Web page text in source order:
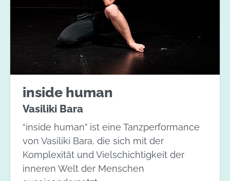
inside human
Vasiliki Bara
“inside human” ist eine Tanzperformance
von Vasiliki Bara, die sich mit der
Komplexität und Vielschichtigkeit der
inneren Welt der Menschen